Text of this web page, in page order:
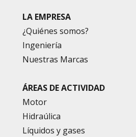
LA EMPRESA
¿Quiénes somos?
Ingeniería
Nuestras Marcas
ÁREAS DE ACTIVIDAD
Motor
Hidraúlica
Líquidos y gases